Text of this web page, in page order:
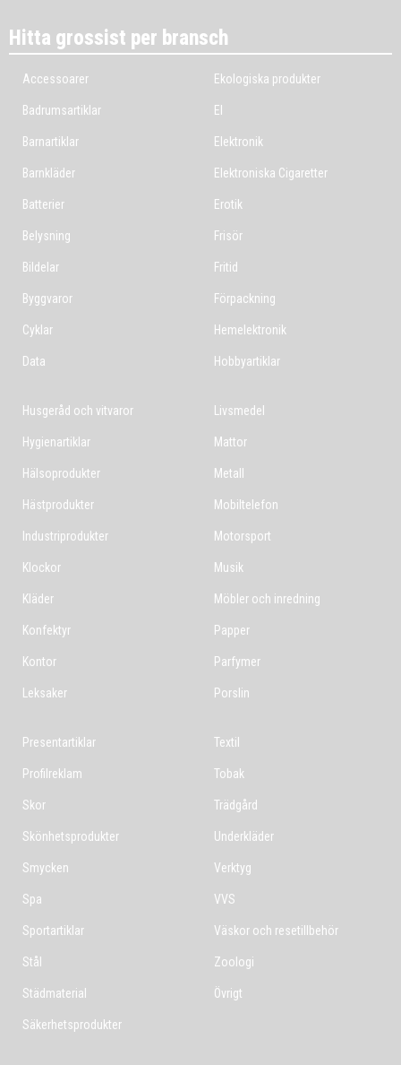
Hitta grossist per bransch
Accessoarer
Badrumsartiklar
Barnartiklar
Barnkläder
Batterier
Belysning
Bildelar
Byggvaror
Cyklar
Data
Ekologiska produkter
El
Elektronik
Elektroniska Cigaretter
Erotik
Frisör
Fritid
Förpackning
Hemelektronik
Hobbyartiklar
Husgeråd och vitvaror
Hygienartiklar
Hälsoprodukter
Hästprodukter
Industriprodukter
Klockor
Kläder
Konfektyr
Kontor
Leksaker
Livsmedel
Mattor
Metall
Mobiltelefon
Motorsport
Musik
Möbler och inredning
Papper
Parfymer
Porslin
Presentartiklar
Profilreklam
Skor
Skönhetsprodukter
Smycken
Spa
Sportartiklar
Stål
Städmaterial
Säkerhetsprodukter
Textil
Tobak
Trädgård
Underkläder
Verktyg
VVS
Väskor och resetillbehör
Zoologi
Övrigt